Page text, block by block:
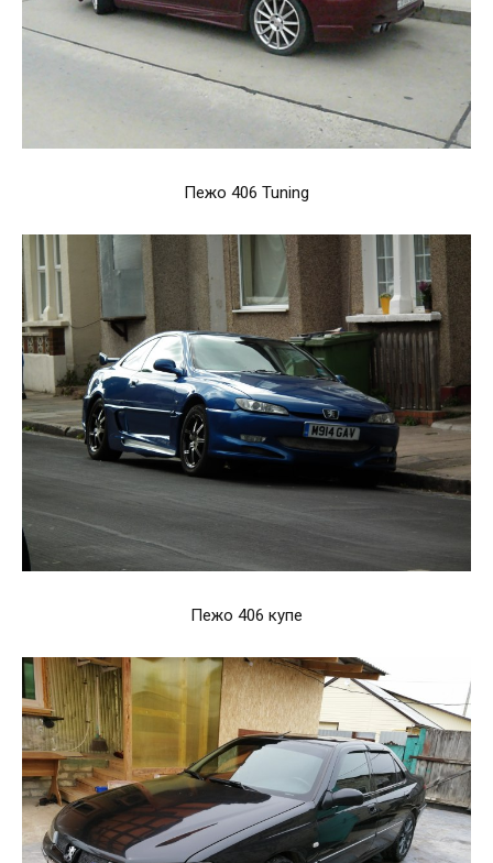
Пежо 406 Tuning
Пежо 406 купе